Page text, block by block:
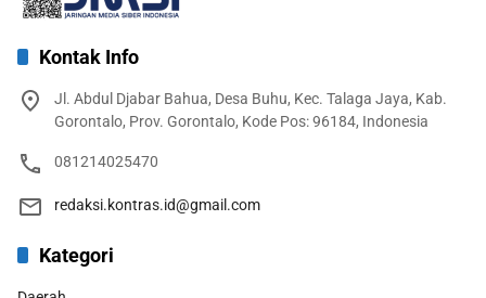
Kontak Info
Jl. Abdul Djabar Bahua, Desa Buhu, Kec. Talaga Jaya, Kab.
Gorontalo, Prov. Gorontalo, Kode Pos: 96184, Indonesia
081214025470
redaksi.kontras.id@gmail.com
Kategori